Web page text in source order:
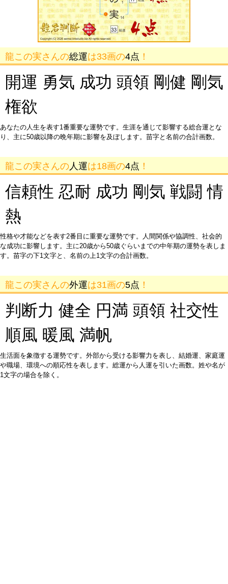
龍この実さんの総運は33画の4点 ！
開運 勇気 成功 頭領 剛健 剛気
権欲
あなたの人生を表す1番重要な運勢です。生涯を通じて影響する総合運とな
り、主に50歳以降の晩年期に影響を及ぼします。苗字と名前の合計画数。
龍この実さんの 人運は18画の4点 ！
信頼性 忍耐 成功 剛気 戦闘 情
熱
性格や才能などを表す2番目に重要な運勢です。人間関係や協調性、社会的
な成功に影響します。主に20歳から50歳ぐらいまでの中年期の運勢を表しま
す。苗字の下1文字と、名前の上1文字の合計画数。
龍この実さんの外運は31画の5点 ！
判断力 健全 円満 頭領 社交性
順風 暖風 満帆
生活面を象徴する運勢です。外部から受ける影響力を表し、結婚運、家庭運
や職場、環境への順応性を表します。総運から人運を引いた画数。姓や名が
1文字の場合を除く。